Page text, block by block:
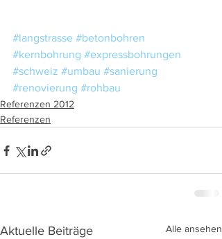
#langstrasse #betonbohren
#kernbohrung #expressbohrungen
#schweiz #umbau #sanierung
#renovierung #rohbau
Referenzen 2012
Referenzen
Aktuelle Beiträge Alle ansehen